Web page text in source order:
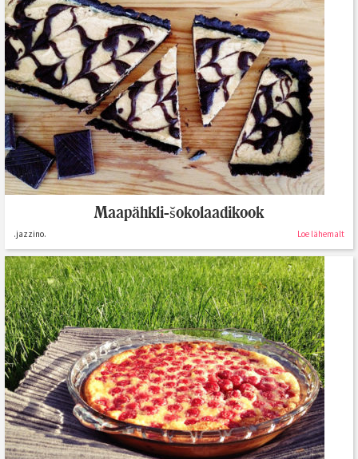
Maapähkli-šokolaadikook
.jazzino. Loe lähemalt